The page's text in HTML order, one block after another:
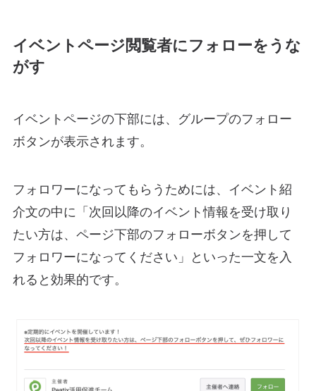
イベントページ閲覧者にフォローをうな
がす
イベントページの下部には、グループのフォロー
ボタンが表示されます。
フォロワーになってもらうためには、イベント紹
介文の中に「次回以降のイベント情報を受け取り
たい方は、ページ下部のフォローボタンを押して
フォロワーになってください」といった一文を入
れると効果的です。